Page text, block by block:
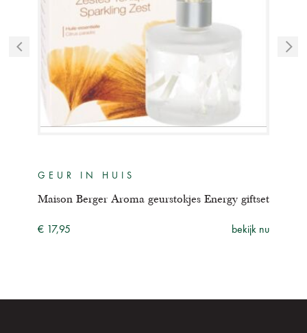
GEUR IN HUIS
Maison Berger Aroma geurstokjes Energy giftset
€ 17,95 bekijk nu